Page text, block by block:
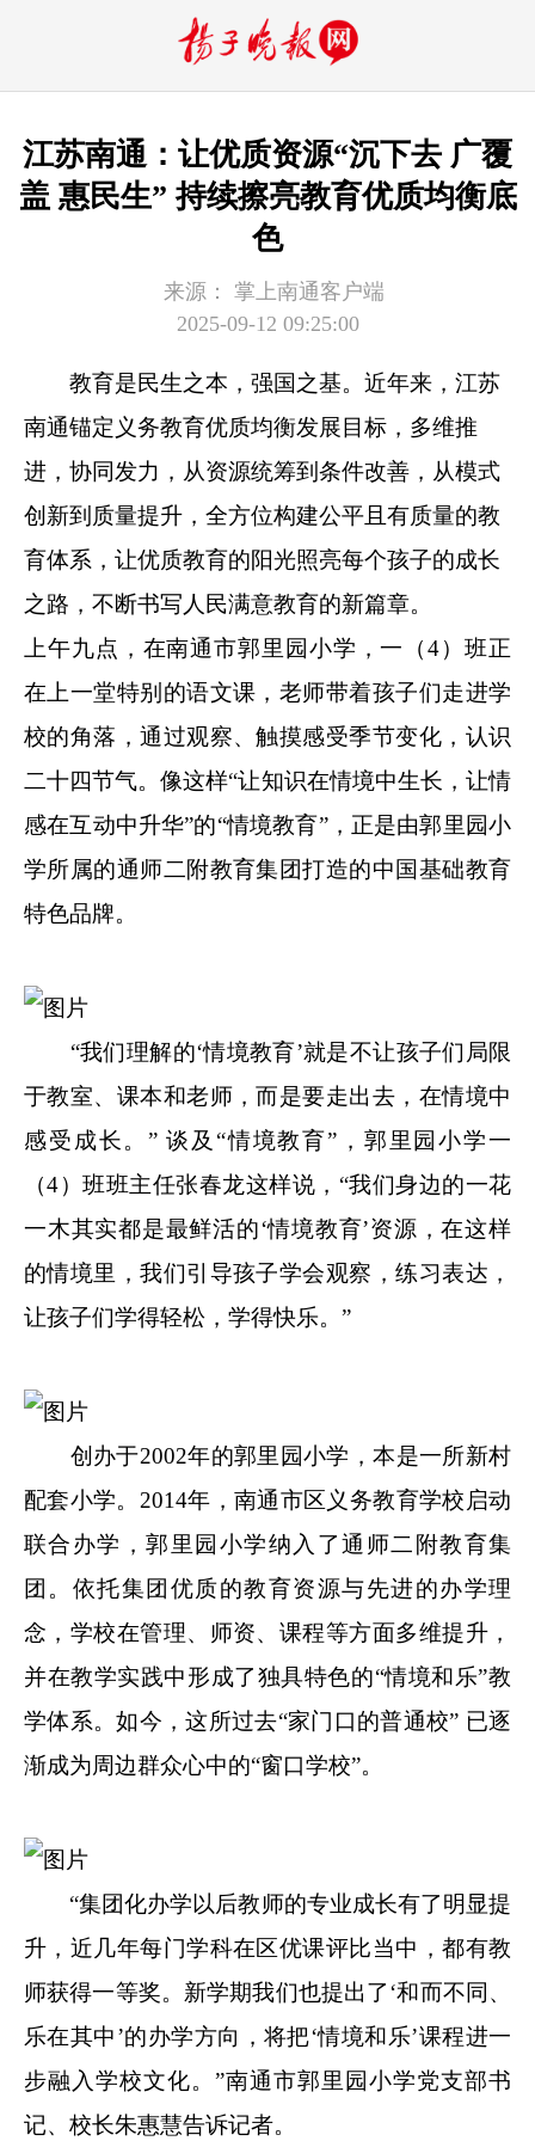
江苏南通：让优质资源“沉下去 广覆
盖 惠民生” 持续擦亮教育优质均衡底
色
来源：
掌上南通客户端
2025-09-12 09:25:00
教育是民生之本，强国之基。近年来，江苏
南通锚定义务教育优质均衡发展目标，多维推
进，协同发力，从资源统筹到条件改善，从模式
创新到质量提升，全方位构建公平且有质量的教
育体系，让优质教育的阳光照亮每个孩子的成长
之路，不断书写人民满意教育的新篇章。
上午九点，在南通市郭里园小学，一（4）班正
在上一堂特别的语文课，老师带着孩子们走进学
校的角落，通过观察、触摸感受季节变化，认识
二十四节气。像这样“让知识在情境中生长，让情
感在互动中升华”的“情境教育”，正是由郭里园小
学所属的通师二附教育集团打造的中国基础教育
特色品牌。
“我们理解的‘情境教育’就是不让孩子们局限
于教室、课本和老师，而是要走出去，在情境中
感受成长。” 谈及“情境教育” ，郭里园小学一
（4）班班主任张春龙这样说，“我们身边的一花
一木其实都是最鲜活的‘情境教育’资源，在这样
的情境里，我们引导孩子学会观察，练习表达，
让孩子们学得轻松，学得快乐。”
创办于2002年的郭里园小学，本是一所新村
配套小学。2014年，南通市区义务教育学校启动
联合办学，郭里园小学纳入了通师二附教育集
团。依托集团优质的教育资源与先进的办学理
念，学校在管理、师资、课程等方面多维提升，
并在教学实践中形成了独具特色的“情境和乐”教
学体系。如今，这所过去“家门口的普通校” 已逐
渐成为周边群众心中的“窗口学校”。
“集团化办学以后教师的专业成长有了明显提
升，近几年每门学科在区优课评比当中，都有教
师获得一等奖。新学期我们也提出了‘和而不同、
乐在其中’的办学方向，将把‘情境和乐’课程进一
步融入学校文化。”南通市郭里园小学党支部书
记、校长朱惠慧告诉记者。